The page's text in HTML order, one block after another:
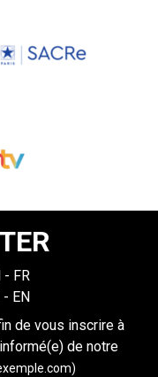
- FR
EN
de vous inscrire à
de notre